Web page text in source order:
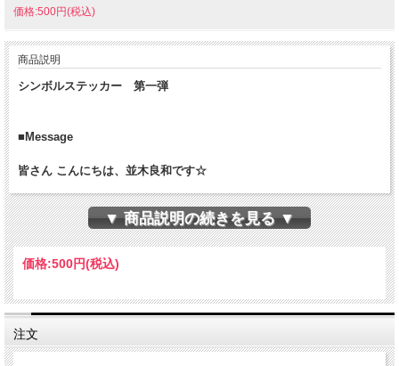
価格:500円(税込)
商品説明
シンボルステッカー 第一弾
■Message
皆さん こんにちは、並木良和です☆
今回、『八芒星（オクタグラム）』のシンボルステッカーを作らせて
いただく運びとなりました。
図形には、様々な性質や特性があり、実は、僕たちの存在の奥深くに
は、こうした図形と共鳴する領域が存在しています。
そして、こうした、パワフルな意味合いを持つシンボルを眺めること
『八芒星』は、五芒星と六芒星が統合された図形であり、豊かさを受
すが、『新しい地球のシンボル』でもあります。
▼ 商品説明の続きを見る ▼
価格:500円(税込)
注文